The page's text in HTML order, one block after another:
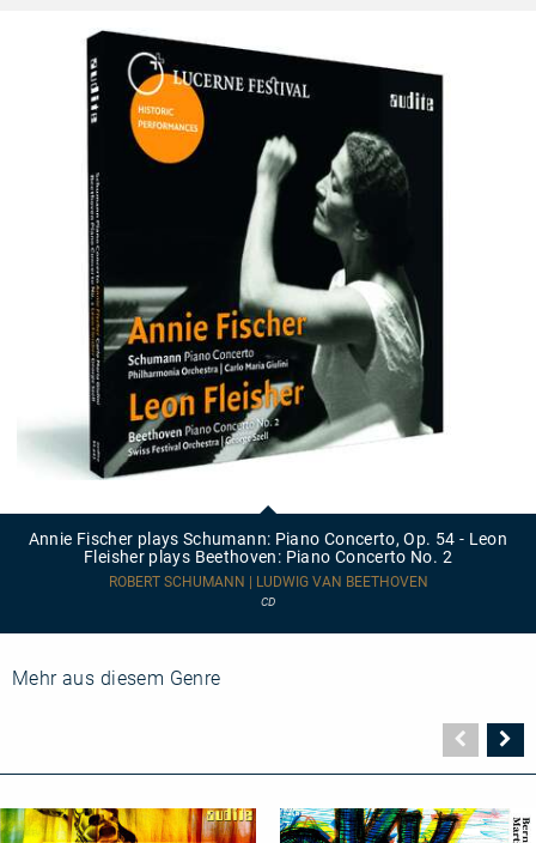
Schumann:
-
Fleisher
plays
2
Annie Fischer plays Schumann: Piano Concerto, Op. 54 - Leon
Fleisher plays Beethoven: Piano Concerto No. 2
ROBERT SCHUMANN | LUDWIG VAN BEETHOVEN
CD
Mehr aus diesem Genre
Seite